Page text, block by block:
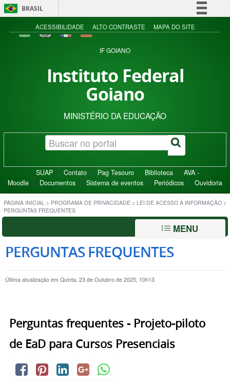
BRASIL
Simplifique!
Acesso à informação
ACESSIBILIDADE ALTO CONTRASTE MAPA DO SITE
IF GOIANO
Instituto Federal
Goiano
MINISTÉRIO DA EDUCAÇÃO
SUAP Contato Pag Tesouro Biblioteca
AVA -
Moodle
Documentos Sistema de eventos Periódicos Ouvidoria
PÁGINA INICIAL > PROGRAMA DE PRIVACIDADE > LEI DE ACESSO À INFORMAÇÃO >
PERGUNTAS FREQUENTES
MENU
PERGUNTAS FREQUENTES
Última atualização em Quinta, 23 de Outubro de 2025, 10h13
Perguntas frequentes - Projeto-piloto
de EaD para Cursos Presenciais